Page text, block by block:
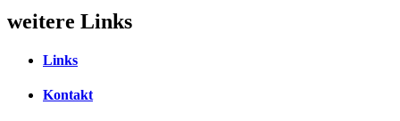
weitere Links
Links
Kontakt